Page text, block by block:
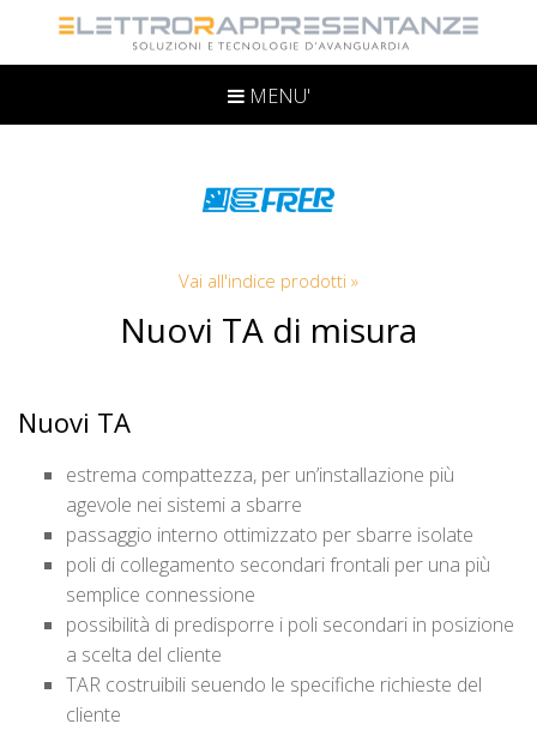
MENU'
Vai all'indice prodotti »
Nuovi TA di misura
Nuovi TA
estrema compattezza, per un’installazione più
agevole nei sistemi a sbarre
passaggio interno ottimizzato per sbarre isolate
poli di collegamento secondari frontali per una più
semplice connessione
possibilità di predisporre i poli secondari in posizione
a scelta del cliente
TAR costruibili seuendo le specifiche richieste del
cliente